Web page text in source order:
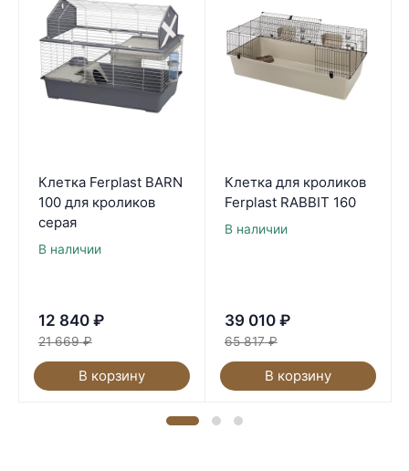
Клетка Ferplast BARN
100 для кроликов
серая
В наличии
12 840 ₽
21 669 ₽
В корзину
Клетка для кроликов
Ferplast RABBIT 160
В наличии
39 010 ₽
65 817 ₽
В корзину